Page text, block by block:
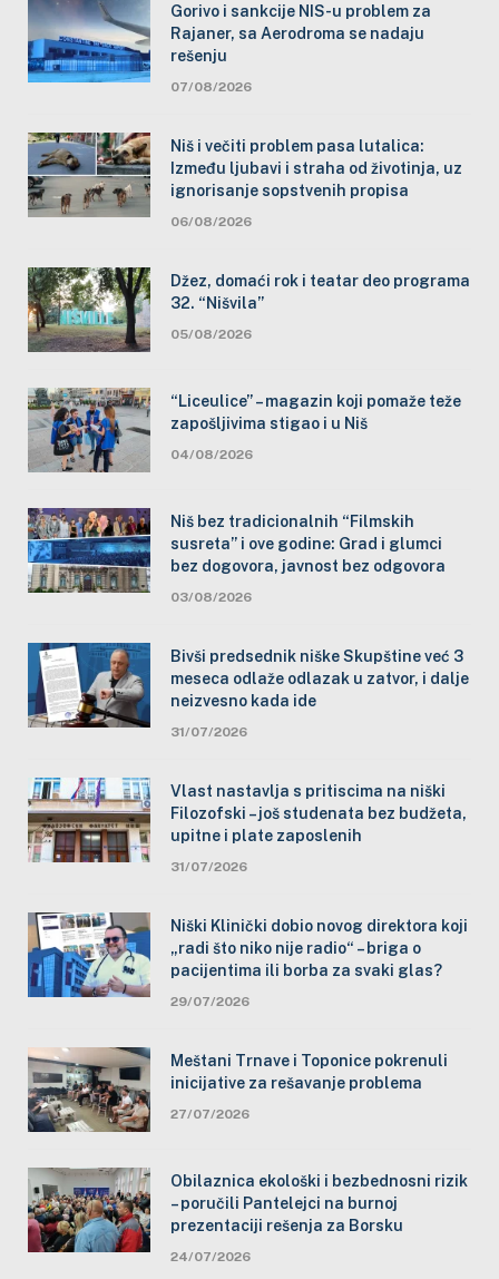
Gorivo i sankcije NIS-u problem za
Rajaner, sa Aerodroma se nadaju
rešenju
07/08/2026
Niš i večiti problem pasa lutalica:
Između ljubavi i straha od životinja, uz
ignorisanje sopstvenih propisa
06/08/2026
Džez, domaći rok i teatar deo programa
32. “Nišvila”
05/08/2026
“Liceulice” – magazin koji pomaže teže
zapošljivima stigao i u Niš
04/08/2026
Niš bez tradicionalnih “Filmskih
susreta” i ove godine: Grad i glumci
bez dogovora, javnost bez odgovora
03/08/2026
Bivši predsednik niške Skupštine već 3
meseca odlaže odlazak u zatvor, i dalje
neizvesno kada ide
31/07/2026
Vlast nastavlja s pritiscima na niški
Filozofski – još studenata bez budžeta,
upitne i plate zaposlenih
31/07/2026
Niški Klinički dobio novog direktora koji
„radi što niko nije radio“ – briga o
pacijentima ili borba za svaki glas?
29/07/2026
Meštani Trnave i Toponice pokrenuli
inicijative za rešavanje problema
27/07/2026
Obilaznica ekološki i bezbednosni rizik
– poručili Pantelejci na burnoj
prezentaciji rešenja za Borsku
24/07/2026